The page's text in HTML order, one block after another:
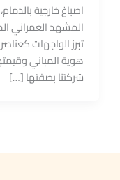
اصباغ خارجية
المشهد العمراني
تبرز الواجهات
هوية المباني
شركتنا بصفتها […]